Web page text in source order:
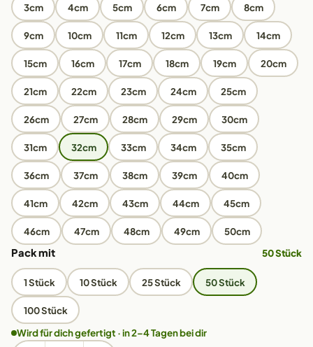
3cm 4cm 5cm 6cm 7cm 8cm
9cm 10cm 11cm 12cm 13cm 14cm
15cm 16cm 17cm 18cm 19cm 20cm
21cm 22cm 23cm 24cm 25cm
26cm 27cm 28cm 29cm 30cm
31cm 32cm 33cm 34cm 35cm
36cm 37cm 38cm 39cm 40cm
41cm 42cm 43cm 44cm 45cm
46cm 47cm 48cm 49cm 50cm
Pack mit 50 Stück
1 Stück 10 Stück 25 Stück 50 Stück
100 Stück
Wird für dich gefertigt · in 2–4 Tagen bei dir